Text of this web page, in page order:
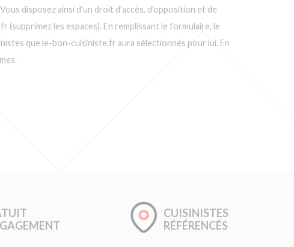
disposez ainsi d'un droit d'accès, d'opposition et de
les espaces). En remplissant le formulaire, le
que le-bon-cuisiniste.fr aura sélectionnés pour lui. En
CUISINISTES
RÉFÉRENCÉS